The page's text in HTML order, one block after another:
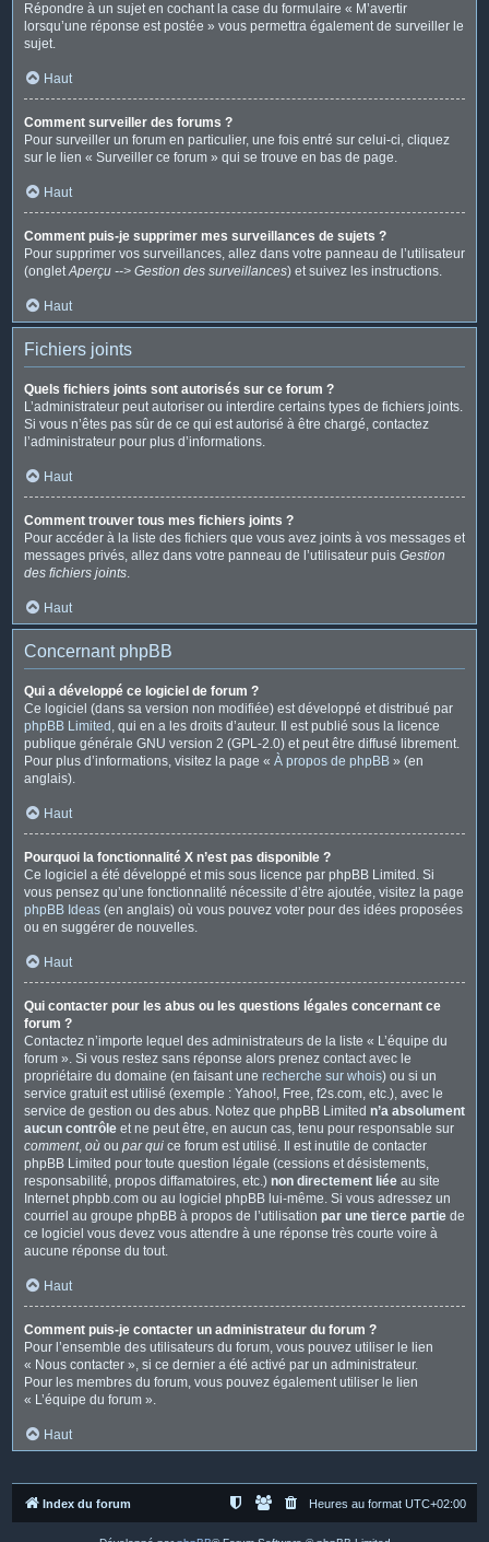
Répondre à un sujet en cochant la case du formulaire « M’avertir
lorsqu’une réponse est postée » vous permettra également de surveiller le
sujet.
Haut
Comment surveiller des forums ?
Pour surveiller un forum en particulier, une fois entré sur celui-ci, cliquez
sur le lien « Surveiller ce forum » qui se trouve en bas de page.
Haut
Comment puis-je supprimer mes surveillances de sujets ?
Pour supprimer vos surveillances, allez dans votre panneau de l’utilisateur
(ongletAperçu --> Gestion des surveillances) et suivez les instructions.
Haut
Fichiers joints
Quels fichiers joints sont autorisés sur ce forum ?
L’administrateur peut autoriser ou interdire certains types de fichiers joints.
Si vous n’êtes pas sûr de ce qui est autorisé à être chargé, contactez
l’administrateur pour plus d’informations.
Haut
Comment trouver tous mes fichiers joints ?
Pour accéder à la liste des fichiers que vous avez joints à vos messages et
messages privés, allez dans votre panneau de l’utilisateur puis Gestion
des fichiers joints.
Haut
Concernant phpBB
Qui a développé ce logiciel de forum ?
Ce logiciel (dans sa version non modifiée) est développé et distribué par
phpBB Limited , qui en a les droits d’auteur. Il est publié sous la licence
publique générale GNU version 2 (GPL-2.0) et peut être diffusé librement.
Pour plus d’informations, visitez la page « À propos de phpBB » (en
anglais).
Haut
Pourquoi la fonctionnalité X n’est pas disponible ?
Ce logiciel a été développé et mis sous licence par phpBB Limited. Si
vous pensez qu’une fonctionnalité nécessite d’être ajoutée, visitez la page
phpBB Ideas (en anglais) où vous pouvez voter pour des idées proposées
ou en suggérer de nouvelles.
Haut
Qui contacter pour les abus ou les questions légales concernant ce
forum ?
Contactez n’importe lequel des administrateurs de la liste « L’équipe du
forum ». Si vous restez sans réponse alors prenez contact avec le
propriétaire du domaine (en faisant une recherche sur whois) ou si un
service gratuit est utilisé (exemple : Yahoo!, Free, f2s.com, etc.), avec le
service de gestion ou des abus. Notez que phpBB Limited n’a absolument
aucun contrôle et ne peut être, en aucun cas, tenu pour responsable sur
comment, où ou par qui ce forum est utilisé. Il est inutile de contacter
phpBB Limited pour toute question légale (cessions et désistements,
responsabilité, propos diffamatoires, etc.) non directement liée au site
Internet phpbb.com ou au logiciel phpBB lui-même. Si vous adressez un
courriel au groupe phpBB à propos de l’utilisation par une tierce partie de
ce logiciel vous devez vous attendre à une réponse très courte voire à
aucune réponse du tout.
Haut
Comment puis-je contacter un administrateur du forum ?
Pour l’ensemble des utilisateurs du forum, vous pouvez utiliser le lien
« Nous contacter », si ce dernier a été activé par un administrateur.
Pour les membres du forum, vous pouvez également utiliser le lien
« L’équipe du forum ».
Haut
Index du forum Heures au format UTC+02:00